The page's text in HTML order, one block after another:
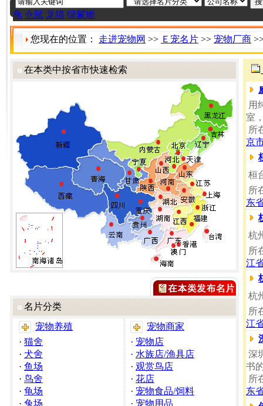
龟 仓鼠 龙猫 绿鬣蜥
您现在的位置： 走进宠物网 >> Ｅ宠名片 >> 宠物厂商
在本类中按省市快速检索
名片分类
宠物养殖
· 猫舍
· 犬舍
· 鱼场
· 鸟舍
· 龟场
· 兔场
宠物商家
· 宠物店
· 水族店/渔具店
· 观赏鸟店
· 花店
· 宠物食品/饲料
· 宠物用品
用
室
所
京
桓
所
东
杭
所
江
杭
所
江
深
书
所
东